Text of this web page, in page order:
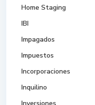
Home Staging
IBI
Impagados
Impuestos
Incorporaciones
Inquilino